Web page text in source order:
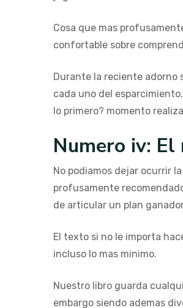
Cosa que mas
confortable sobre
Durante la reciente adorno
cada uno del
lo primero? momento
Numero iv: El
No podiamos dejar ocurrir
profusamente
de articular un plan
El texto si no le importa
incluso lo mas minimo.
Nuestro libro guarda
embargo siendo ademas